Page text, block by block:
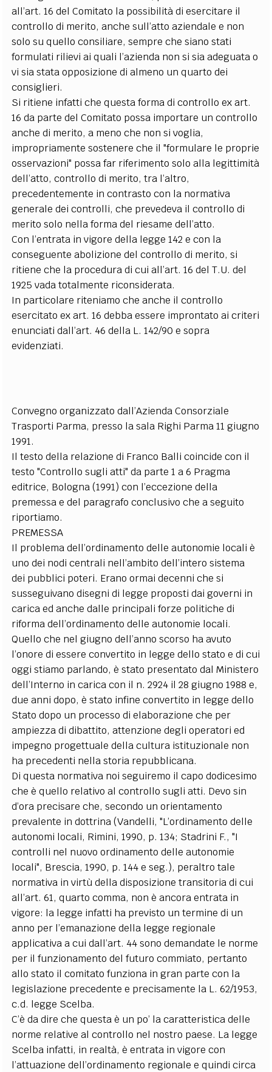
all’art. 16 del Comitato la possibilità di esercitare il
controllo di merito, anche sull’atto aziendale e non
solo su quello consiliare, sempre che siano stati
formulati rilievi ai quali l’azienda non si sia adeguata o
vi sia stata opposizione di almeno un quarto dei
consiglieri.
Si ritiene infatti che questa forma di controllo ex art.
16 da parte del Comitato possa importare un controllo
anche di merito, a meno che non si voglia,
impropriamente sostenere che il "formulare le proprie
osservazioni" possa far riferimento solo alla legittimità
dell’atto, controllo di merito, tra l’altro,
precedentemente in contrasto con la normativa
generale dei controlli, che prevedeva il controllo di
merito solo nella forma del riesame dell’atto.
Con l’entrata in vigore della legge 142 e con la
conseguente abolizione del controllo di merito, si
ritiene che la procedura di cui all’art. 16 del T.U. del
1925 vada totalmente riconsiderata.
In particolare riteniamo che anche il controllo
esercitato ex art. 16 debba essere improntato ai criteri
enunciati dall’art. 46 della L. 142/90 e sopra
evidenziati.
Convegno organizzato dall’Azienda Consorziale
Trasporti Parma, presso la sala Righi Parma 11 giugno
1991.
Il testo della relazione di Franco Balli coincide con il
testo "Controllo sugli atti" da parte 1 a 6 Pragma
editrice, Bologna (1991) con l’eccezione della
premessa e del paragrafo conclusivo che a seguito
riportiamo.
PREMESSA
Il problema dell’ordinamento delle autonomie locali è
uno dei nodi centrali nell’ambito dell’intero sistema
dei pubblici poteri. Erano ormai decenni che si
susseguivano disegni di legge proposti dai governi in
carica ed anche dalle principali forze politiche di
riforma dell’ordinamento delle autonomie locali.
Quello che nel giugno dell’anno scorso ha avuto
l’onore di essere convertito in legge dello stato e di cui
oggi stiamo parlando, è stato presentato dal Ministero
dell’Interno in carica con il n. 2924 il 28 giugno 1988 e,
due anni dopo, è stato infine convertito in legge dello
Stato dopo un processo di elaborazione che per
ampiezza di dibattito, attenzione degli operatori ed
impegno progettuale della cultura istituzionale non
ha precedenti nella storia repubblicana.
Di questa normativa noi seguiremo il capo dodicesimo
che è quello relativo al controllo sugli atti. Devo sin
d’ora precisare che, secondo un orientamento
prevalente in dottrina (Vandelli, "L’ordinamento delle
autonomi locali, Rimini, 1990, p. 134; Stadrini F., "I
controlli nel nuovo ordinamento delle autonomie
locali", Brescia, 1990, p. 144 e seg.), peraltro tale
normativa in virtù della disposizione transitoria di cui
all’art. 61, quarto comma, non è ancora entrata in
vigore: la legge infatti ha previsto un termine di un
anno per l’emanazione della legge regionale
applicativa a cui dall’art. 44 sono demandate le norme
per il funzionamento del futuro commiato, pertanto
allo stato il comitato funziona in gran parte con la
legislazione precedente e precisamente la L. 62/1953,
c.d. legge Scelba.
C’è da dire che questa è un po’ la caratteristica delle
norme relative al controllo nel nostro paese. La legge
Scelba infatti, in realtà, è entrata in vigore con
l’attuazione dell’ordinamento regionale e quindi circa